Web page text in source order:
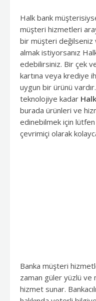
Halk bank
müşteri hizmetleri
bir müşteri değilseniz
almak istiyorsanız
edebilirsiniz. Bir çek
kartına veya krediye
uygun bir ürünü
teknolojiye kadar
burada ürünleri ve
edinebilmek için lütfen
çevrimiçi olarak
Banka müşteri
zaman güler yüzlü ve
hizmet sunar.